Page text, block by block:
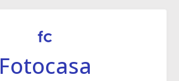
Fotocasa